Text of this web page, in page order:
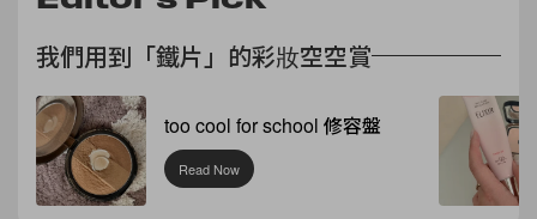
我們用到「鐵片」的彩妝空空賞
too cool for school 修容盤
Read Now